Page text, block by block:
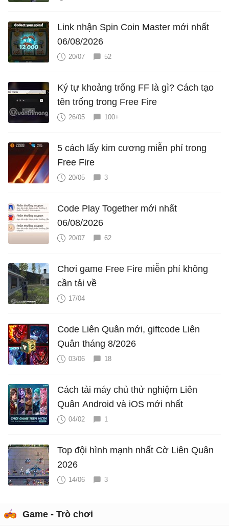
Link nhận Spin Coin Master mới nhất
06/08/2026
20/07 52
Ký tự khoảng trống FF là gì? Cách tạo
tên trống trong Free Fire
26/05 100+
5 cách lấy kim cương miễn phí trong
Free Fire
20/05 3
Code Play Together mới nhất
06/08/2026
20/07 62
Chơi game Free Fire miễn phí không
cần tải về
17/04
Code Liên Quân mới, giftcode Liên
Quân tháng 8/2026
03/06 18
Cách tải máy chủ thử nghiệm Liên
Quân Android và iOS mới nhất
04/02 1
Top đội hình mạnh nhất Cờ Liên Quân
2026
14/06 3
Game - Trò chơi